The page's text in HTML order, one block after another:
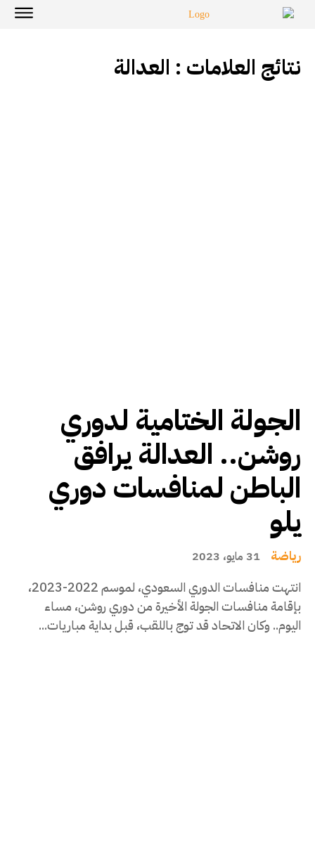
نتائج العلامات : العدالة
الجولة الختامية لدوري
روشن.. العدالة يرافق
الباطن لمنافسات دوري
يلو
رياضة 31 مايو، 2023
انتهت منافسات الدوري السعودي، لموسم 2022-2023،
بإقامة منافسات الجولة الأخيرة من دوري روشن، مساء
اليوم.. وكان الاتحاد قد توج باللقب، قبل بداية مباريات...